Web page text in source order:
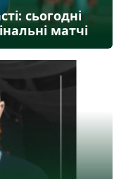
сьогодні
матчі